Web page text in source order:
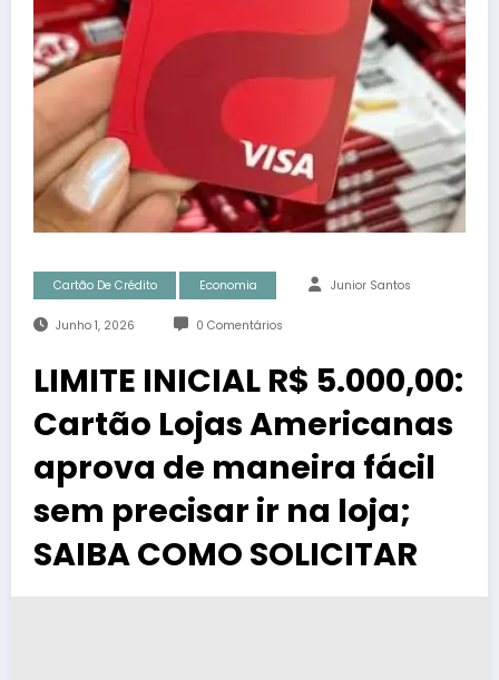
Cartão De Crédito Economia Junior Santos
Junho 1, 2026 0 Comentários
LIMITE INICIAL R$ 5.000,00:
Cartão Lojas Americanas
aprova de maneira fácil
sem precisar ir na loja;
SAIBA COMO SOLICITAR